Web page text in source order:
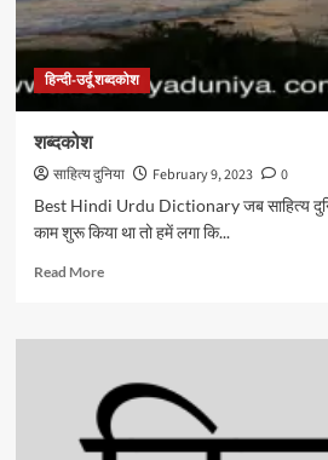
हिन्दी-उर्दू शब्दकोश
शब्दकोश
साहित्य दुनिया February 9, 2023
0
Best Hindi Urdu Dictionary जब साहित्य
काम शुरू किया था तो हमें लगा कि...
Read MoreRead
शब्दकोश